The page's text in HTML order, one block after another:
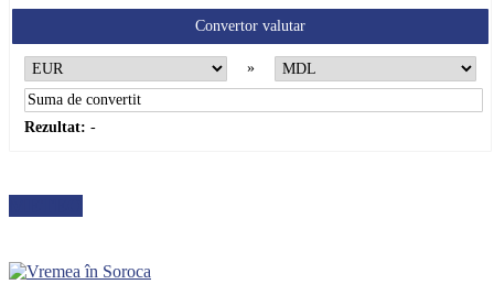
Convertor valutar
»
Rezultat: -